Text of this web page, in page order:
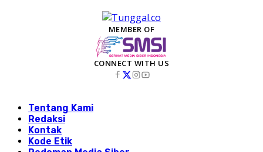
MEMBER OF
CONNECT WITH US
Tentang Kami
Redaksi
Kontak
Kode Etik